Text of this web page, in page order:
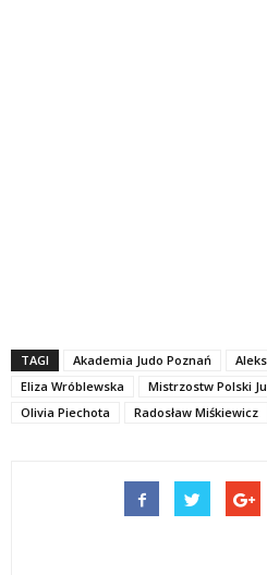
TAGI Akademia Judo Poznań
Eliza Wróblewska
Mistrzostw Polski
Olivia Piechota
Radosław Miśkiewicz